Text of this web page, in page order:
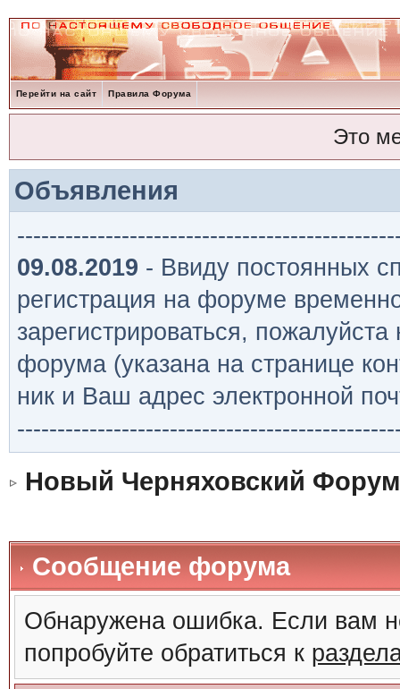
Перейти на сайт Правила Форума
Это
Объявления
09.08.2019 - Ввиду постоянных
регистрация на форуме
зарегистрироваться,
форума (указана на странице
ник и Ваш адрес электронной
Новый Черняховский Форум
Сообщение форума
Обнаружена ошибка. Если вам
попробуйте обратиться к